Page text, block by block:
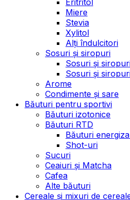
Miere
Stevia
Xylitol
Alți îndulcitori
Sosuri și siropuri
Sosuri și
Sosuri și
Arome
Condimente și sare
Băuturi pentru sportivi
Băuturi izotonice
Băuturi RTD
Băuturi
Shot-uri
Sucuri
Ceaiuri și Matcha
Cafea
Alte băuturi
Cereale și mixuri de